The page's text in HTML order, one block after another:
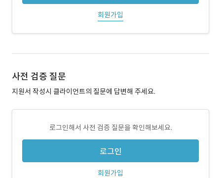
회원가입
사전 검증 질문
지원서 작성시 클라이언트의 질문에 답변해 주세요.
로그인해서 사전 검증 질문을 확인해보세요.
로그인
회원가입